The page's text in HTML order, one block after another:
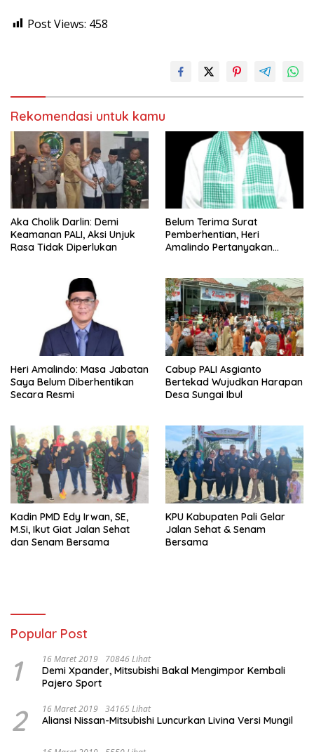
Post Views: 458
Rekomendasi untuk kamu
Aka Cholik Darlin: Demi
Keamanan PALI, Aksi Unjuk
Rasa Tidak Diperlukan
Belum Terima Surat
Pemberhentian, Heri
Amalindo Pertanyakan
Heri Amalindo: Masa Jabatan
Saya Belum Diberhentikan
Secara Resmi
Cabup PALI Asgianto
Bertekad Wujudkan Harapan
Desa Sungai Ibul
Kadin PMD Edy Irwan, SE,
M.Si, Ikut Giat Jalan Sehat
dan Senam Bersama
KPU Kabupaten Pali Gelar
Jalan Sehat & Senam
Bersama
Popular Post
1 16 Maret 2019 70846 Lihat
Demi Xpander, Mitsubishi Bakal Mengimpor Kembali
Pajero Sport
2 16 Maret 2019 34165 Lihat
Aliansi Nissan-Mitsubishi Luncurkan Livina Versi Mungil